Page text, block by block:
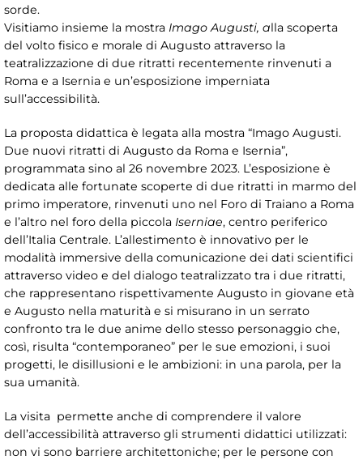
sorde.
Visitiamo insieme la mostra Imago Augusti, alla scoperta
del volto fisico e morale di Augusto attraverso la
teatralizzazione di due ritratti recentemente rinvenuti a
Roma e a Isernia e un’esposizione imperniata
sull’accessibilità.
La proposta didattica è legata alla mostra “Imago Augusti.
Due nuovi ritratti di Augusto da Roma e Isernia”,
programmata sino al 26 novembre 2023. L’esposizione è
dedicata alle fortunate scoperte di due ritratti in marmo del
primo imperatore, rinvenuti uno nel Foro di Traiano a Roma
e l’altro nel foro della piccola Iserniae, centro periferico
dell’Italia Centrale. L’allestimento è innovativo per le
modalità immersive della comunicazione dei dati scientifici
attraverso video e del dialogo teatralizzato tra i due ritratti,
che rappresentano rispettivamente Augusto in giovane età
e Augusto nella maturità e si misurano in un serrato
confronto tra le due anime dello stesso personaggio che,
così, risulta “contemporaneo” per le sue emozioni, i suoi
progetti, le disillusioni e le ambizioni: in una parola, per la
sua umanità.
La visita permette anche di comprendere il valore
dell’accessibilità attraverso gli strumenti didattici utilizzati:
non vi sono barriere architettoniche; per le persone con